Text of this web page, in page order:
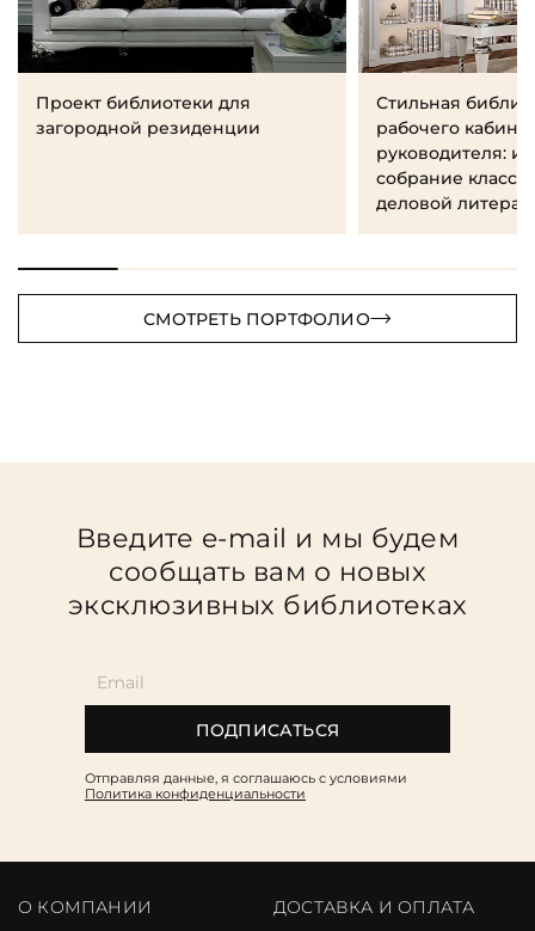
Проект библиотеки для
загородной резиденции
Стильная
рабочего
руководителя:
собрание
деловой
СМОТРЕТЬ ПОРТФОЛИО
Введите e-mail и мы будем
сообщать вам о новых
эксклюзивных библиотеках
ПОДПИСАТЬСЯ
Отправляя данные, я соглашаюсь c условиями
Политика конфиденциальности
О КОМПАНИИ
ДОСТАВКА И ОПЛАТА